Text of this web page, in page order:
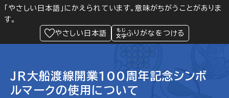
「やさしい日本語」にかえられています。意味がちがうことがありま
す。
やさしい日本語
ふりがなをつける
Language 閲覧支援
緊急情報
JR大船渡線開業100周年記念シンボ
ルマークの使用について